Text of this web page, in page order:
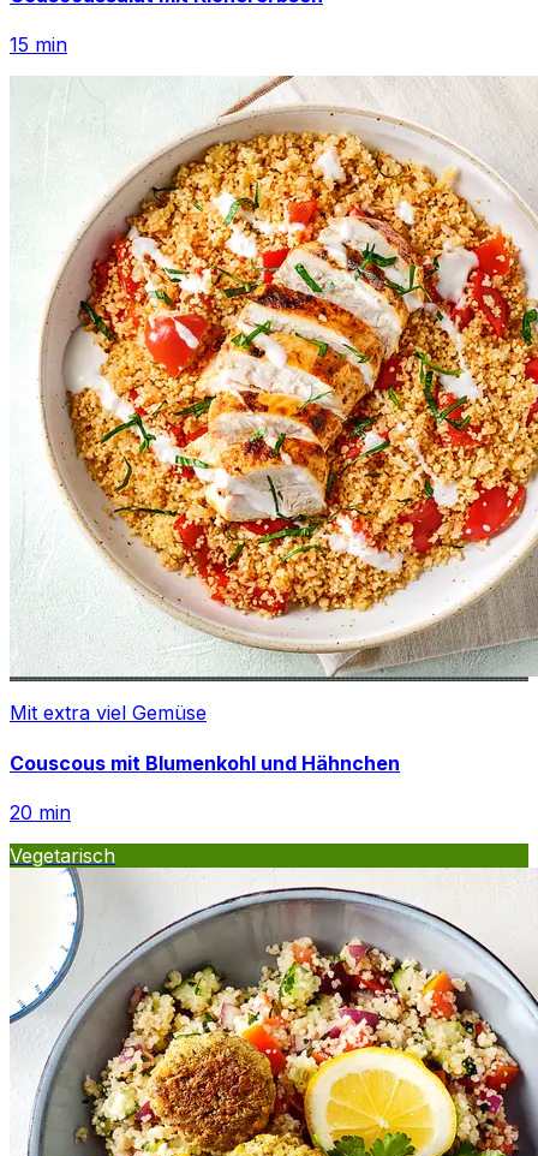
15 min
Mit extra viel Gemüse
Couscous mit Blumenkohl und Hähnchen
20 min
Vegetarisch